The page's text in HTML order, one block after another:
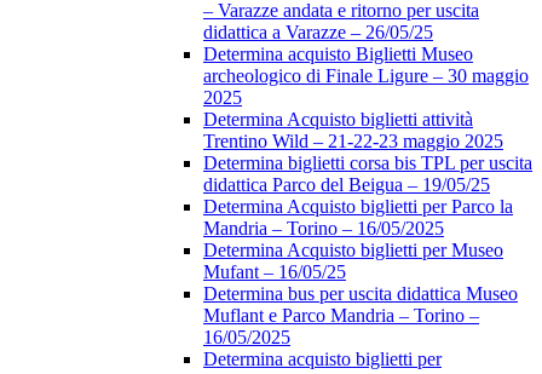
– Varazze andata e ritorno per uscita
didattica a Varazze – 26/05/25
Determina acquisto Biglietti Museo
archeologico di Finale Ligure – 30 maggio
2025
Determina Acquisto biglietti attività
Trentino Wild – 21-22-23 maggio 2025
Determina biglietti corsa bis TPL per uscita
didattica Parco del Beigua – 19/05/25
Determina Acquisto biglietti per Parco la
Mandria – Torino – 16/05/2025
Determina Acquisto biglietti per Museo
Mufant – 16/05/25
Determina bus per uscita didattica Museo
Muflant e Parco Mandria – Torino –
16/05/2025
Determina acquisto biglietti per